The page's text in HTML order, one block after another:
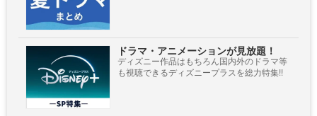
ドラマ・アニメーションが見放題！
ディズニー作品はもちろん国内外のドラマ等
も視聴できるディズニープラスを総力特集!!